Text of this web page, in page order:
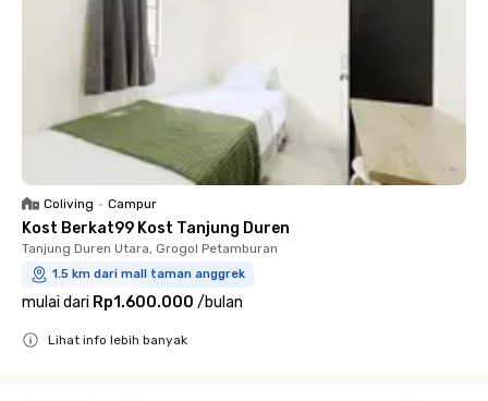
Coliving • Campur
Kost Berkat99 Kost Tanjung Duren
Tanjung Duren Utara, Grogol Petamburan
1.5 km dari mall taman anggrek
mulai dari Rp1.600.000 /bulan
Lihat info lebih banyak